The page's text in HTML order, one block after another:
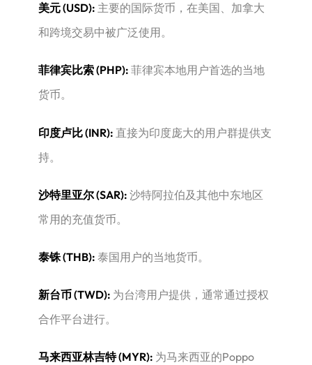
美元 (USD): ​ 主要的国际货币，在美国、加拿大
和跨境交易中被广泛使用。
菲律宾比索 (PHP): ​ 菲律宾本地用户首选的当地
货币。
印度卢比 (INR): ​ 直接为印度庞大的用户群提供支
持。
沙特里亚尔 (SAR): ​ 沙特阿拉伯及其他中东地区
常用的充值货币。
泰铢 (THB): ​ 泰国用户的当地货币。
新台币 (TWD): ​ 为台湾用户提供，通常通过授权
合作平台进行。
马来西亚林吉特 (MYR): ​ 为马来西亚的Poppo